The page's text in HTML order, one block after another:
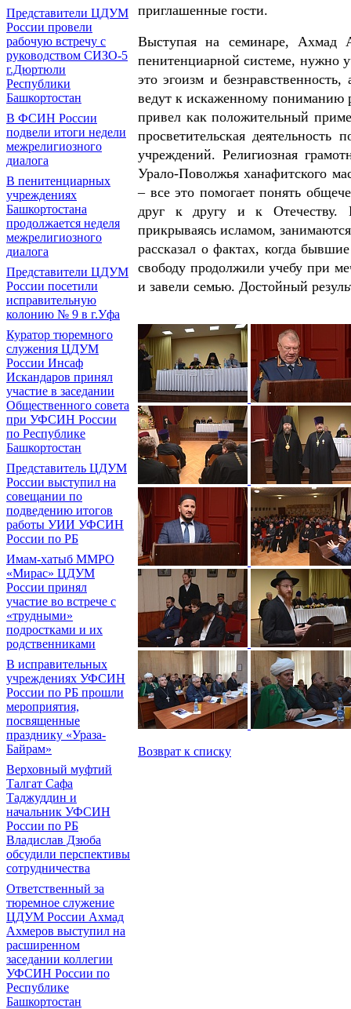
Представители ЦДУМ
России провели
рабочую встречу с
руководством СИЗО-5
г.Дюртюли
Республики
Башкортостан
В ФСИН России
подвели итоги недели
межрелигиозного
диалога
В пенитенциарных
учреждениях
Башкортостана
продолжается неделя
межрелигиозного
диалога
Представители ЦДУМ
России посетили
исправительную
колонию № 9 в г.Уфа
Куратор тюремного
служения ЦДУМ
России Инсаф
Искандаров принял
участие в заседании
Общественного совета
при УФСИН России
по Республике
Башкортостан
Представитель ЦДУМ
России выступил на
совещании по
подведению итогов
работы УИИ УФСИН
России по РБ
Имам-хатыб ММРО
«Мирас» ЦДУМ
России принял
участие во встрече с
«трудными»
подростками и их
родственниками
В исправительных
учреждениях УФСИН
России по РБ прошли
мероприятия,
посвященные
празднику «Ураза-
Байрам»
Верховный муфтий
Талгат Сафа
Таджуддин и
начальник УФСИН
России по РБ
Владислав Дзюба
обсудили перспективы
сотрудничества
Ответственный за
тюремное служение
ЦДУМ России Ахмад
Ахмеров выступил на
расширенном
заседании коллегии
УФСИН России по
Республике
Башкортостан
приглашенные гости.
Выступая на семинаре, Ахмад
пенитенциарной системе, нужно
это эгоизм и
ведут к искаженному
привел как положительный
просветительская
учреждений. Религиозная
Урало-Поволжья ханафитского
– все это помогает понять
друг к другу и к Отечеству.
прикрываясь исламом,
рассказал о фактах, когда
свободу продолжили учебу при
и завели семью. Достойный
Возврат к списку